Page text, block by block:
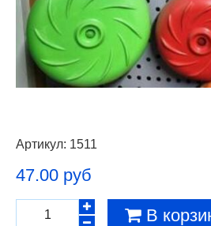
Артикул: 1511
47.00 руб
В